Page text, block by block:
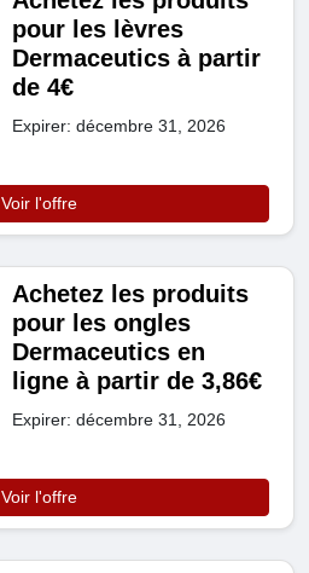
pour les lèvres
Dermaceutics à partir
de 4€
Expirer: décembre 31, 2026
Voir l'offre
Achetez les produits
pour les ongles
Dermaceutics en
ligne à partir de 3,86€
Expirer: décembre 31, 2026
Voir l'offre